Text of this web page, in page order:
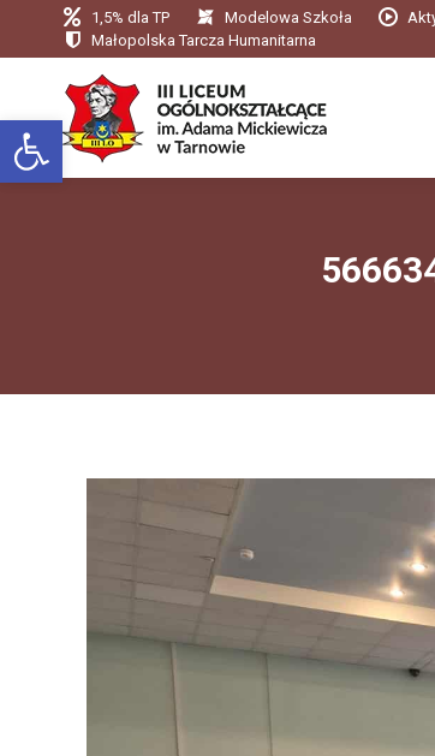
Otwórz pasek narzędzi
1,5% dla TP Modelowa Szkoła
Małopolska Tarcza Humanitarna